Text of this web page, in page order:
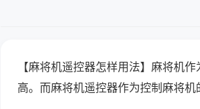
【麻将机遥控器怎样用法】麻将机
高。而麻将机遥控器作为控制麻将机